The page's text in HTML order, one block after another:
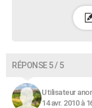
RÉPONSE 5 / 5
Utilisateur
14 avr. 2010 à